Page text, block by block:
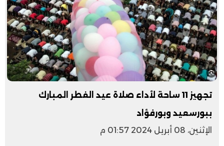
تجهيز 11 ساحة لأداء صلاة عيد الفطر المبارك
ببورسعيد وبورفؤاد
الإثنين، 08 أبريل 2024 01:57 م